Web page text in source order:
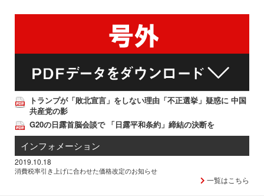
トランプが「敗北宣言」をしない理由「不正選挙」疑惑に 中国
共産党の影
G20の日露首脳会談で 「日露平和条約」締結の決断を
インフォメーション
2019.10.18
消費税率引き上げに合わせた価格改定のお知らせ
一覧はこちら